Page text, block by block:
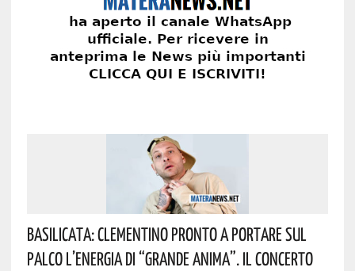
Basilicata: Clementino Pronto A Portare Sul
Palco L’energia Di “Grande Anima”. Il Concerto